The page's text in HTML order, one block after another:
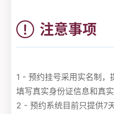
注意事项
1 - 预约挂号采用实名制，
填写真实身份证信息和真实
2 - 预约系统目前只提供7